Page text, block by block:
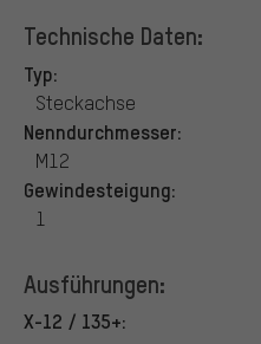
Technische Daten:
Typ:
Steckachse
Nenndurchmesser:
M12
Gewindesteigung:
1
Ausführungen:
X-12 / 135+: